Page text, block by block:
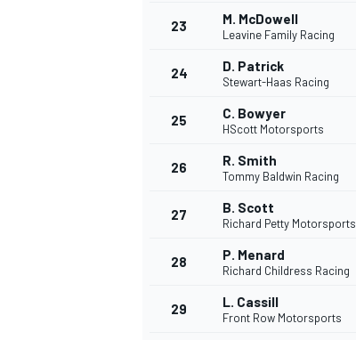
MÁS CATEGORÍAS
23 M. McDowell
Leavine Family Racing
24 D. Patrick
Stewart-Haas Racing
25 C. Bowyer
HScott Motorsports
26 R. Smith
Tommy Baldwin Racing
27 B. Scott
Richard Petty Motorsports
28 P. Menard
Richard Childress Racing
29 L. Cassill
Front Row Motorsports